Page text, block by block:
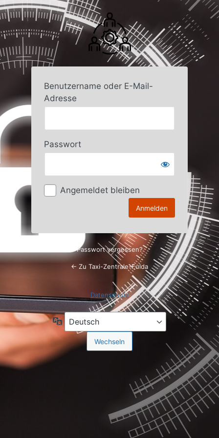
Anmelden
Benutzername oder E-Mail-
Adresse
Passwort
Angemeldet bleiben
Passwort vergessen?
← Zu Taxi-Zentrale-Fulda
Datenschutz
Sprache